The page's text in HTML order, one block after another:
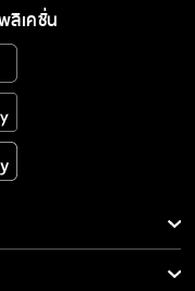
ลิเคชั่น